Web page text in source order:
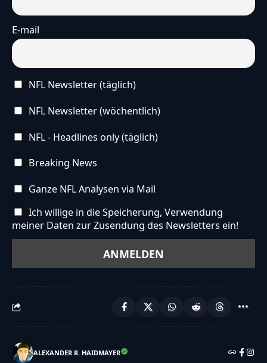
E-mail
NFL Newsletter (täglich)
NFL Newsletter (wöchentlich)
NFL - Headlines only (täglich)
Breaking News
Ganze NFL Analysen via Mail
Ich willige in die Speicherung, Verwendung
meiner Daten zur Zusendung des Newsletters ein!
ALEXANDER R. HAIDMAYER